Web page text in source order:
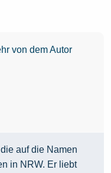
von dem Autor
auf die Namen
in NRW. Er liebt